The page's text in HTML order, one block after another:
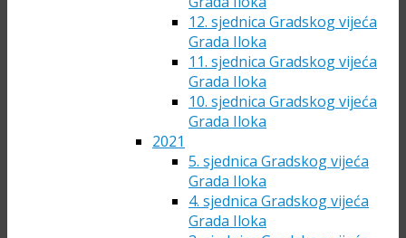
12. sjednica Gradskog vijeća
Grada Iloka
11. sjednica Gradskog vijeća
Grada Iloka
10. sjednica Gradskog vijeća
Grada Iloka
2021
5. sjednica Gradskog vijeća
Grada Iloka
4. sjednica Gradskog vijeća
Grada Iloka